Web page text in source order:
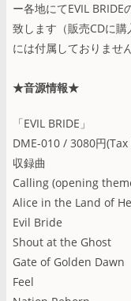
ー各地にてEVIL
致します（販売CDに
には付属しておりませ
★音源情報★
「EVIL BRIDE」
DME-010 / 3080円
収録曲
Calling (opening
Alice in the Land of
Evil Bride
Shout at the Ghost
Gate of Golden Dawn
Feel